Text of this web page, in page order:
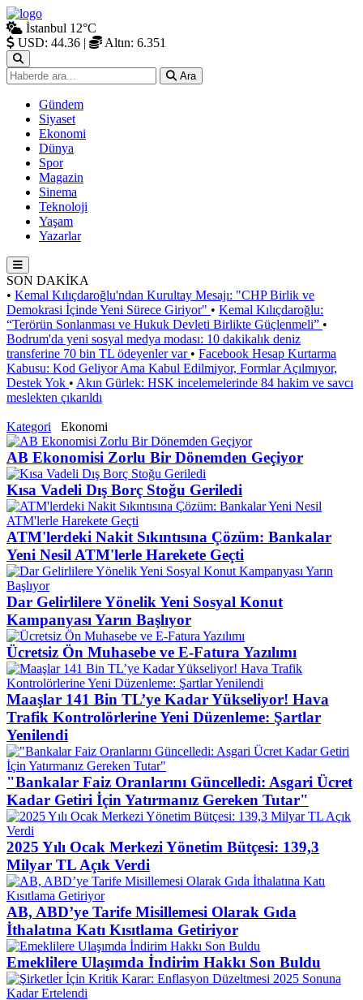
İstanbul 12°C
USD: 44.36 | Altın: 6.351
Ara
Gündem
Siyaset
Ekonomi
Dünya
Spor
Magazin
Sinema
Teknoloji
Yaşam
Yazarlar
SON DAKİKA
• Kemal Kılıçdaroğlu'ndan Kurultay Mesajı: "CHP Birlik ve
Demokrasi İçinde Yeni Sürece Giriyor" • Kemal Kılıçdaroğlu:
“Terörün Sonlanması ve Hukuk Devleti Birlikte Güçlenmeli” •
Bodrum'da yeni sosyal medya modası: 10 dakikalık deniz
transferine 70 bin TL ödeyenler var • Facebook Hesap Kurtarma
Kabusu: Kod Geliyor Ama Kabul Edilmiyor, Formlar Açılmıyor,
Destek Yok • Akın Gürlek: HSK incelemelerinde 84 hakim ve savcı
meslekten çıkarıldı
Kategori Ekonomi
AB Ekonomisi Zorlu Bir Dönemden Geçiyor
Kısa Vadeli Dış Borç Stoğu Geriledi
ATM'lerdeki Nakit Sıkıntısına Çözüm: Bankalar
Yeni Nesil ATM'lerle Harekete Geçti
Dar Gelirlilere Yönelik Yeni Sosyal Konut
Kampanyası Yarın Başlıyor
Ücretsiz Ön Muhasebe ve E-Fatura Yazılımı
Maaşlar 141 Bin TL’ye Kadar Yükseliyor! Hava
Trafik Kontrolörlerine Yeni Düzenleme: Şartlar
Yenilendi
"Bankalar Faiz Oranlarını Güncelledi: Asgari Ücret
Kadar Getiri İçin Yatırmanız Gereken Tutar"
2025 Yılı Ocak Merkezi Yönetim Bütçesi: 139,3
Milyar TL Açık Verdi
AB, ABD’ye Tarife Misillemesi Olarak Gıda
İthalatına Katı Kısıtlama Getiriyor
Emeklilere Ulaşımda İndirim Hakkı Son Buldu